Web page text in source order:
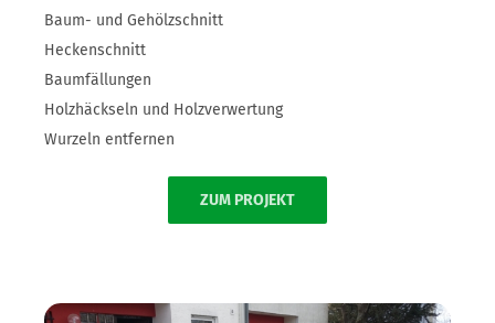
Baum- und Gehölzschnitt
Heckenschnitt
Baumfällungen
Holzhäckseln und Holzverwertung
Wurzeln entfernen
ZUM PROJEKT